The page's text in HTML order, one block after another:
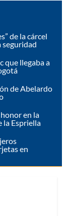
de la cárcel
seguridad
que llegaba a
de Abelardo
en la
la Espriella
en